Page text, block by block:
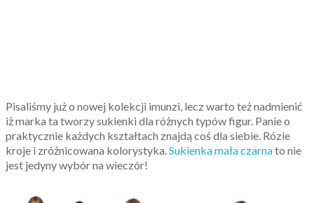
Pisaliśmy już o nowej kolekcji imunzi, lecz warto też nadmienić
iż marka ta tworzy sukienki dla różnych typów figur. Panie o
praktycznie każdych kształtach znajdą coś dla siebie. Rózie
kroje i zróżnicowana kolorystyka.Sukienka mała czarnato nie
jest jedyny wybór na wieczór!